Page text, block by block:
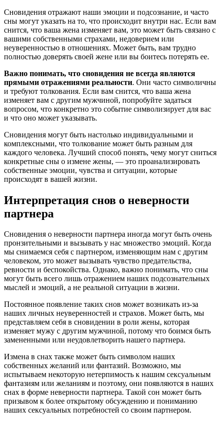
Сновидения отражают наши эмоции и подсознание, и часто
сны могут указать на то, что происходит внутри нас. Если вам
снится, что ваша жена изменяет вам, это может быть связано с
вашими собственными страхами, недоверием или
неуверенностью в отношениях. Может быть, вам трудно
полностью доверять своей жене или вы боитесь потерять ее.
Важно понимать, что сновидения не всегда являются
прямыми отражениями реальности. Они часто символичны
и требуют толкования. Если вам снится, что ваша жена
изменяет вам с другим мужчиной, попробуйте задаться
вопросом, что конкретно это событие символизирует для вас
и что оно может указывать.
Сновидения могут быть настолько индивидуальными и
комплексными, что толкование может быть разным для
каждого человека. Лучший способ понять, чему могут сниться
конкретные сны о измене жены, — это проанализировать
собственные эмоции, чувства и ситуации, которые
происходят в вашей жизни.
Интерпретация снов о неверности
партнера
Сновидения о неверности партнера иногда могут быть очень
пронзительными и вызывать у нас множество эмоций. Когда
мы снимаемся себя с партнером, изменяющим нам с другим
человеком, это может вызывать чувство предательства,
ревности и беспокойства. Однако, важно понимать, что сны
могут быть всего лишь отражением наших подсознательных
мыслей и эмоций, а не реальной ситуации в жизни.
Постоянное появление таких снов может возникать из-за
наших личных неуверенностей и страхов. Может быть, мы
представляем себя в сновидении в роли жены, которая
изменяет мужу с другим мужчиной, потому что боимся быть
замененными или неудовлетворить нашего партнера.
Измена в снах также может быть символом наших
собственных желаний или фантазий. Возможно, мы
испытываем некоторую нетерпимость к нашим сексуальным
фантазиям или желаниям и поэтому, они появляются в наших
снах в форме неверности партнера. Такой сон может быть
призывом к более открытому обсуждению и пониманию
наших сексуальных потребностей со своим партнером.